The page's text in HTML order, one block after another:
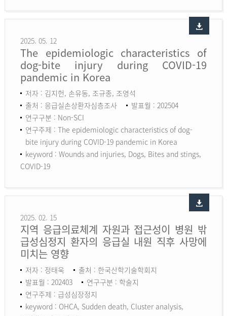
2025. 05. 12
The epidemiologic characteristics of
dog-bite injury during COVID-19
pandemic in Korea
저자 : 김지헌, 손유동, 조규종, 조영석
출처 : 응급실손상환자심층조사
발표월 : 202504
연구구분 : Non-SCI
연구주제 : The epidemiologic characteristics of dog-
bite injury during COVID-19 pandemic in Korea
keyword : Wounds and injuries, Dogs, Bites and stings,
COVID-19
2025. 02. 15
지역 응급의료체계 자원과 접근성이 병원 밖
급성심정지 환자의 응급실 내원 직후 사망에
미치는 영향
저자 : 정태욱
출처 : 한국산학기술학회지
발표월 : 202403
연구구분 : 학술지
연구주제 : 급성심장정지
keyword : OHCA, Sudden death, Cluster analysis,